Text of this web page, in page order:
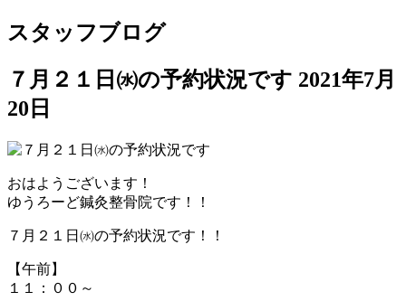
スタッフブログ
７月２１日㈬の予約状況です 2021年7月
20日
おはようございます！
ゆうろーど鍼灸整骨院です！！
７月２１日㈬の予約状況です！！
【午前】
１１：００～